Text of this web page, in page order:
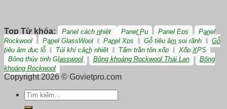
Top Từ khóa: Panel cách nhiệt Panel Pu Panel Eps
Panel
Rockwool
Panel GlassWool Panel Xps Gỗ tiêu âm soi rãnh
Gỗ
tiêu âm đục lỗ
Túi khí cách nhiệt Tấm trần tôn xốp
Xốp XPS
Bông thủy tinh Glasswool
Bông khoáng Rockwool Thái Lan
Bông
khoáng Rockwool
Copyright 2026 © Govietpro.com
Tìm
kiếm: